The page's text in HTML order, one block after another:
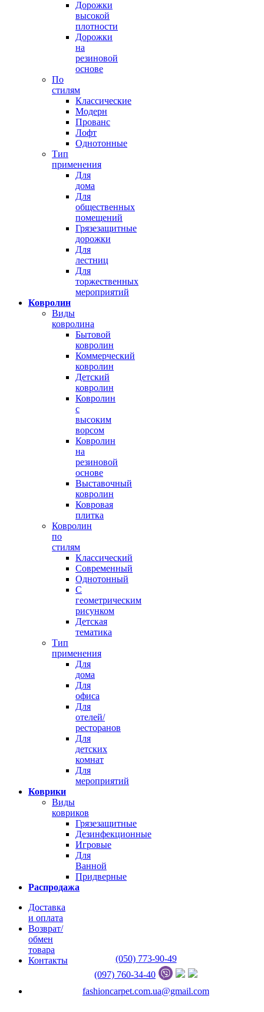
Дорожки
высокой
плотности
Дорожки
на
резиновой
основе
По
стилям
Классические
Модерн
Прованс
Лофт
Однотонные
Тип
применения
Для
дома
Для
общественных
помещений
Грязезащитные
дорожки
Для
лестниц
Для
торжественных
мероприятий
Ковролин
Виды
ковролина
Бытовой
ковролин
Коммерческий
ковролин
Детский
ковролин
Ковролин
с
высоким
ворсом
Ковролин
на
резиновой
основе
Выставочный
ковролин
Ковровая
плитка
Ковролин
по
стилям
Классический
Современный
Однотонный
С
геометрическим
рисунком
Детская
тематика
Тип
применения
Для
дома
Для
офиса
Для
отелей/
ресторанов
Для
детских
комнат
Для
мероприятий
Коврики
Виды
ковриков
Грязезащитные
Дезинфекционные
Игровые
Для
Ванной
Придверные
Распродажа
Доставка
и оплата
Возврат/
обмен
товара
Контакты
(050) 773-90-49
(097) 760-34-40
fashioncarpet.com.ua@gmail.com